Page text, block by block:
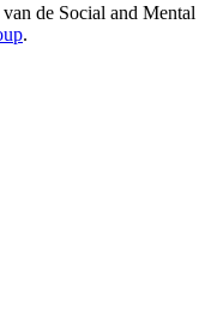
de Social and Mental
.